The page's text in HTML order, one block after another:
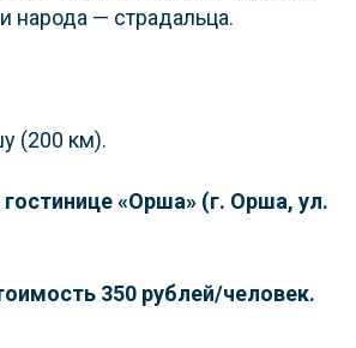
народа — страдальца.
(200 км).
«Орша» (г. Орша, ул.
350 рублей/человек.